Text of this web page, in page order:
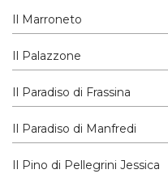
Il Marroneto
Il Palazzone
Il Paradiso di Frassina
Il Paradiso di Manfredi
Il Pino di Pellegrini Jessica